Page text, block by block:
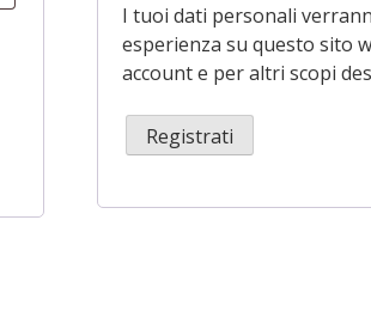
I tuoi dati personali
esperienza su questo sito
account e per altri scopi
Registrati